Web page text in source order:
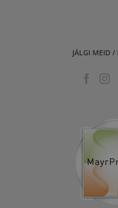
JÄLGI MEID /